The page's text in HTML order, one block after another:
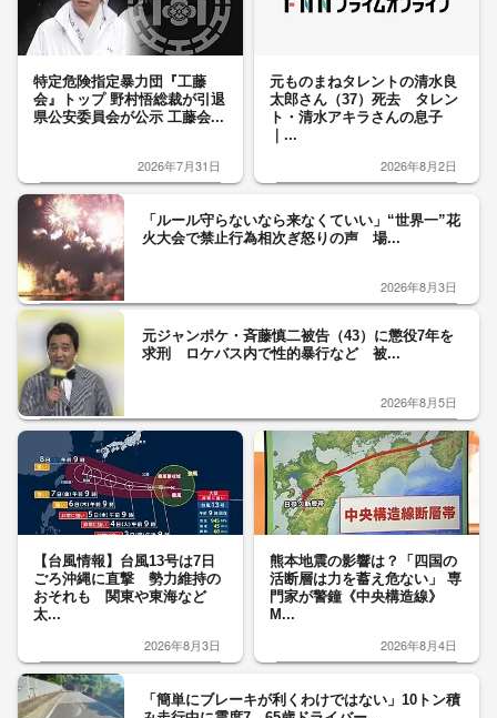
特定危険指定暴力団『工藤
会』トップ 野村悟総裁が引退
県公安委員会が公示 工藤会...
2026年7月31日
元ものまねタレントの清水良
太郎さん（37）死去 タレン
ト・清水アキラさんの息子
｜...
2026年8月2日
「ルール守らないなら来なくていい」“世界一”花
火大会で禁止行為相次ぎ怒りの声 場...
2026年8月3日
元ジャンポケ・斉藤慎二被告（43）に懲役7年を
求刑 ロケバス内で性的暴行など 被...
2026年8月5日
【台風情報】台風13号は7日
ごろ沖縄に直撃 勢力維持の
おそれも 関東や東海など
太...
2026年8月3日
熊本地震の影響は？「四国の
活断層は力を蓄え危ない」 専
門家が警鐘《中央構造線》
M...
2026年8月4日
「簡単にブレーキが利くわけではない」10トン積